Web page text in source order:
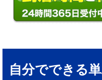
自分でできる